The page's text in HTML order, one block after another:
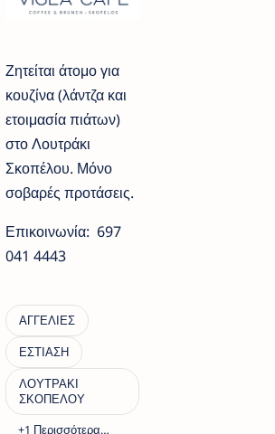
Ζητείται άτομο για
κουζίνα (λάντζα και
ετοιμασία πιάτων)
στο Λουτράκι
Σκοπέλου. Μόνο
σοβαρές προτάσεις.
Επικοινωνία: 697
041 4443